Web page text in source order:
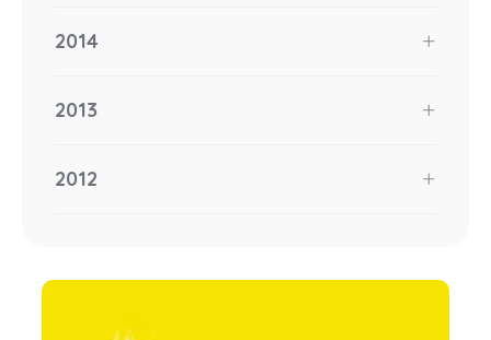
2014
2013
2012